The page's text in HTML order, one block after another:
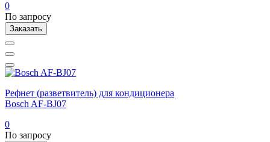
0
По запросу
Заказать
Рефнет (разветвитель) для кондиционера
Bosch AF-BJ07
0
По запросу